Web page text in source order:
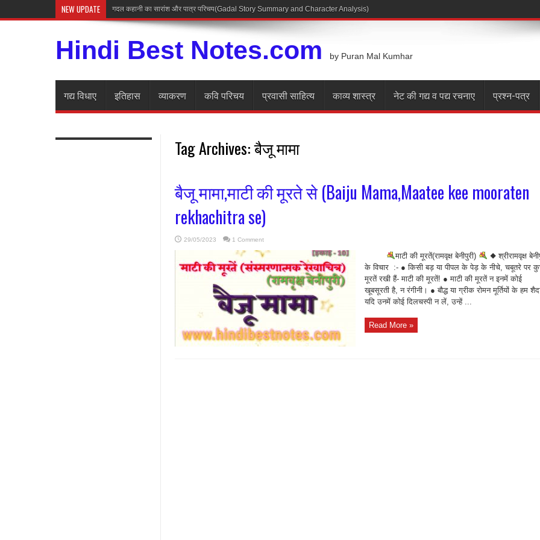
NEW UPDATE गदल कहानी का सारांश और पात्र परिचय(Gadal Story Summary and Character Analysis)
Hindi Best Notes.com by Puran Mal Kumhar
गद्य विधाए इतिहास व्याकरण कवि परिचय प्रवासी साहित्य काव्य शास्त्र नेट की गद्य व पद्य रचनाए प्रश्न-पत्र
Tag Archives:बैजू मामा
बैजू मामा,माटी की मूरते से (Baiju Mama,Maatee kee mooraten
rekhachitra se)
29/05/2023 1 Comment
माटी की मूरतें(रामवृक्ष बेनीपुरी)
◆ श्रीरामवृक्ष
के विचार :- ● किसी बड़ या पीपल के पेड़ के नीचे, चबूतरे पर
मूरतें रखी हैं- माटी की मूरतें! ● माटी की मूरतें न इनमें कोई
खूबसूरती है, न रंगीनी। ● बौद्ध या ग्रीक रोमन मूर्तियों के हम
यदि उनमें कोई दिलचस्पी न लें, उन्हें ...
Read More »